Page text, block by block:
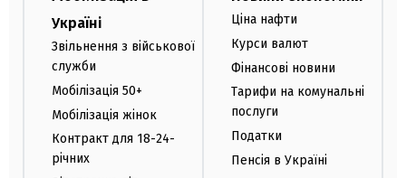
Україні
Звільнення з військової
служби
Мобілізація 50+
Мобілізація жінок
Контракт для 18-24-
річних
Ціна нафти
Курси валют
Фінансові новини
Тарифи на комунальні
послуги
Податки
Пенсія в Україні